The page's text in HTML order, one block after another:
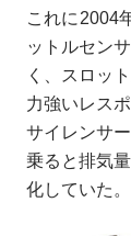
これに2004
ットルセン
く、スロッ
力強いレス
サイレンサ
乗ると排気
化していた。